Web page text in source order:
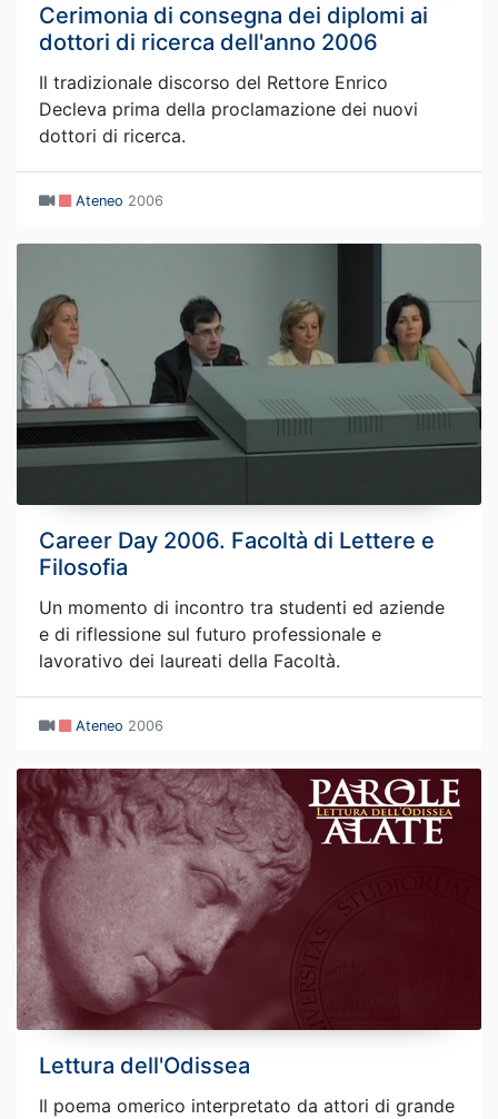
Cerimonia di consegna dei diplomi ai
dottori di ricerca dell'anno 2006
Il tradizionale discorso del Rettore Enrico
Decleva prima della proclamazione dei nuovi
dottori di ricerca.
Ateneo 2006
Career Day 2006. Facoltà di Lettere e
Filosofia
Un momento di incontro tra studenti ed aziende
e di riflessione sul futuro professionale e
lavorativo dei laureati della Facoltà.
Ateneo 2006
Lettura dell'Odissea
Il poema omerico interpretato da attori di grande